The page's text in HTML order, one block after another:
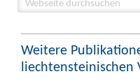
Weitere
liechtensteinischen